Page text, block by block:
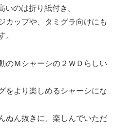
いのは折り紙付き。
カップや、タミグラ向けにも
。
のＭシャーシの２ＷＤらしい
をより楽しめるシャーシにな
ぬん抜きに、楽しんでいただ